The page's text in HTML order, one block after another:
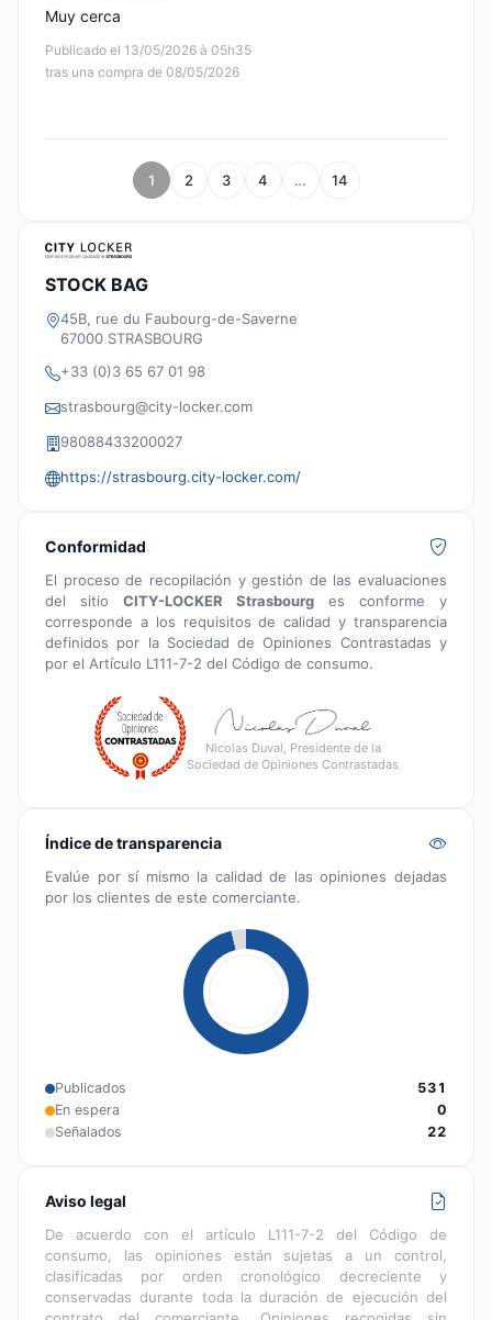
Publicado el 13/05/2026 à 05h35
tras una compra de 08/05/2026
Muy cerca
1 2 3 4 … 14
STOCK BAG
45B, rue du Faubourg-de-Saverne
67000 STRASBOURG
+33 (0)3 65 67 01 98
strasbourg@city-locker.com
98088433200027
https://strasbourg.city-locker.com/
Conformidad
El proceso de recopilación y gestión de las evaluaciones
del sitio CITY-LOCKER Strasbourg es conforme y
corresponde a los requisitos de calidad y transparencia
definidos por la Sociedad de Opiniones Contrastadas y
por el Artículo L111-7-2 del Código de consumo.
Nicolas Duval, Presidente de la
Sociedad de Opiniones Contrastadas
Índice de transparencia
Evalúe por sí mismo la calidad de las opiniones dejadas
por los clientes de este comerciante.
Publicados
531
En espera
0
Señalados
22
Aviso legal
De acuerdo con el artículo L111-7-2 del Código de
consumo, las opiniones están sujetas a un control,
clasificadas por orden cronológico decreciente y
conservadas durante toda la duración de ejecución del